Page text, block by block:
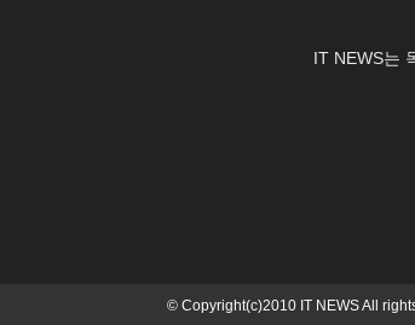
IT NEWS는
© Copyright(c)2010 IT NEWS All